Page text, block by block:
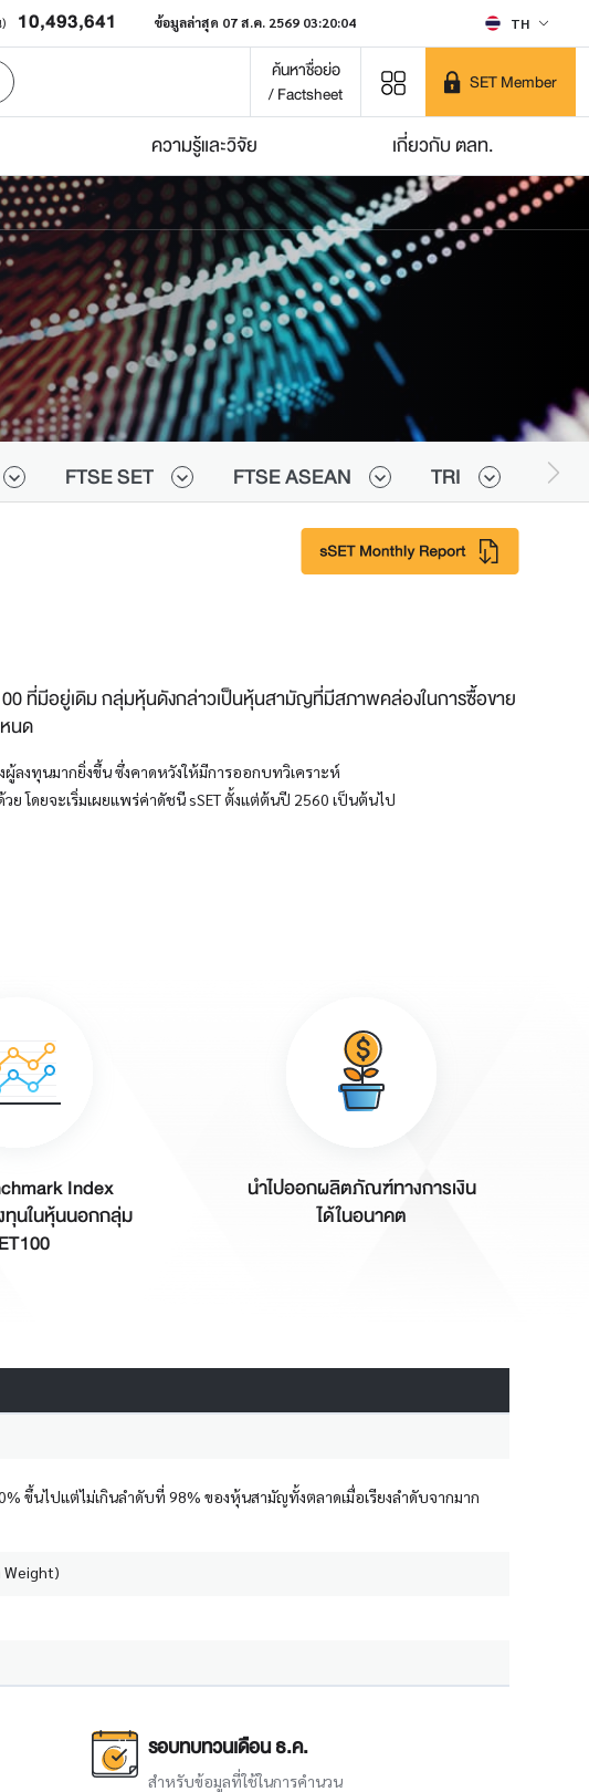
10,493,641 ข้อมูลล่าสุด 07 ส.ค. 2569 03:20:04 TH
ค้นหาชื่อย่อ
/ Factsheet
SET Member
ความรู้และวิจัย เกี่ยวกับ ตลท.
FTSE SET FTSE ASEAN TRI
ที่มีอยู่เดิม กลุ่มหุ้นดังกล่าวเป็นหุ้นสามัญที่มีสภาพคล่องในการซื้อขาย
นด
งทุนมากยิ่งขึ้น ซึ่งคาดหวังให้มีการออกบทวิเคราะห์
โดยจะเริ่มเผยแพร่ค่าดัชนี sSET ตั้งแต่ต้นปี 2560 เป็นต้นไป
Index
นในหุ้นนอกกลุ่ม
นำไปออกผลิตภัณฑ์ทางการเงิน
ได้ในอนาคต
ขึ้นไปแต่ไม่เกินลำดับที่ 98% ของหุ้นสามัญทั้งตลาดเมื่อเรียงลำดับจากมาก
รอบทบทวนเดือน ธ.ค.
สำหรับข้อมูลที่ใช้ในการคำนวน